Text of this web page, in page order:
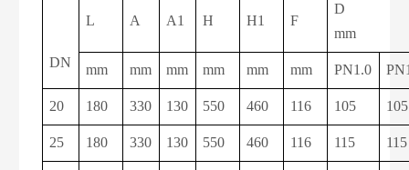
DN
L A A1 H H1 F
D
mm
mm mm mm mm mm mm PN1.0
20 180 330 130 550 460 116 105 105
25 180 330 130 550 460 116 115 115